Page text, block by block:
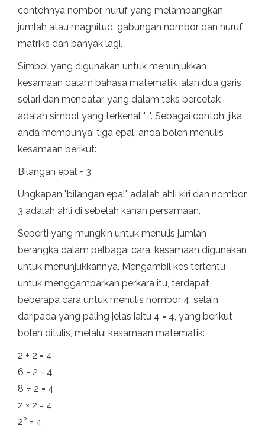
contohnya nombor, huruf yang melambangkan
jumlah atau magnitud, gabungan nombor dan huruf,
matriks dan banyak lagi.
Simbol yang digunakan untuk menunjukkan
kesamaan dalam bahasa matematik ialah dua garis
selari dan mendatar, yang dalam teks bercetak
adalah simbol yang terkenal "=". Sebagai contoh, jika
anda mempunyai tiga epal, anda boleh menulis
kesamaan berikut:
Bilangan epal = 3
Ungkapan "bilangan epal" adalah ahli kiri dan nombor
3 adalah ahli di sebelah kanan persamaan.
Seperti yang mungkin untuk menulis jumlah
berangka dalam pelbagai cara, kesamaan digunakan
untuk menunjukkannya. Mengambil kes tertentu
untuk menggambarkan perkara itu, terdapat
beberapa cara untuk menulis nombor 4, selain
daripada yang paling jelas iaitu 4 = 4, yang berikut
boleh ditulis, melalui kesamaan matematik:
2 + 2 = 4
6 - 2 = 4
8 ÷ 2 = 4
2 × 2 = 4
22 = 4